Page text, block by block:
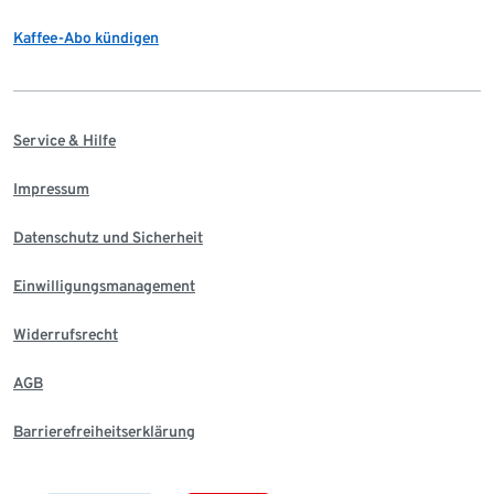
Kaffee-Abo kündigen
Service & Hilfe
Impressum
Datenschutz und Sicherheit
Einwilligungsmanagement
Widerrufsrecht
AGB
Barrierefreiheitserklärung